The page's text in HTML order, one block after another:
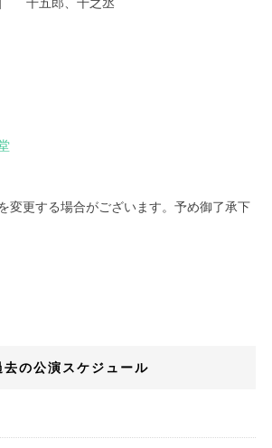
変更する場合がございます。予め御了承下
去の公演スケジュール